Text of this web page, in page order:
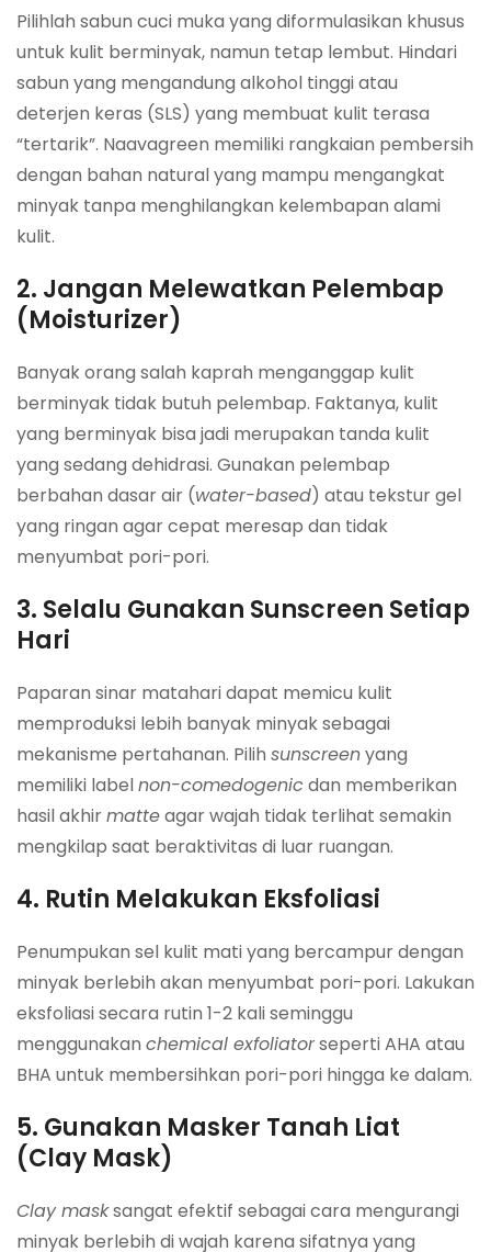
Pilihlah sabun cuci muka yang diformulasikan khusus
untuk kulit berminyak, namun tetap lembut. Hindari
sabun yang mengandung alkohol tinggi atau
deterjen keras (SLS) yang membuat kulit terasa
“tertarik”. Naavagreen memiliki rangkaian pembersih
dengan bahan natural yang mampu mengangkat
minyak tanpa menghilangkan kelembapan alami
kulit.
2. Jangan Melewatkan Pelembap
(Moisturizer)
Banyak orang salah kaprah menganggap kulit
berminyak tidak butuh pelembap. Faktanya, kulit
yang berminyak bisa jadi merupakan tanda kulit
yang sedang dehidrasi. Gunakan pelembap
berbahan dasar air (water-based) atau tekstur gel
yang ringan agar cepat meresap dan tidak
menyumbat pori-pori.
3. Selalu Gunakan Sunscreen Setiap
Hari
Paparan sinar matahari dapat memicu kulit
memproduksi lebih banyak minyak sebagai
mekanisme pertahanan. Pilih sunscreenyang
memiliki labelnon-comedogenic dan memberikan
hasil akhirmatteagar wajah tidak terlihat semakin
mengkilap saat beraktivitas di luar ruangan.
4. Rutin Melakukan Eksfoliasi
Penumpukan sel kulit mati yang bercampur dengan
minyak berlebih akan menyumbat pori-pori. Lakukan
eksfoliasi secara rutin 1-2 kali seminggu
menggunakan chemical exfoliatorseperti AHA atau
BHA untuk membersihkan pori-pori hingga ke dalam.
5. Gunakan Masker Tanah Liat
(Clay Mask)
Clay masksangat efektif sebagai cara mengurangi
minyak berlebih di wajah karena sifatnya yang